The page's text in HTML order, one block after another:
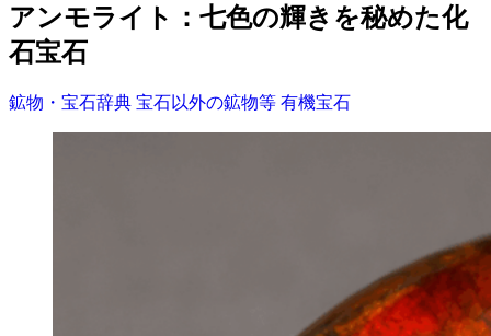
アンモライト：七色の輝きを秘めた化
石宝石
鉱物・宝石辞典 宝石以外の鉱物等 有機宝石